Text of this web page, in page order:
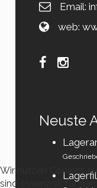
Email:
web:
Neuste
Wir nutzen Cookies
sind essenziell für